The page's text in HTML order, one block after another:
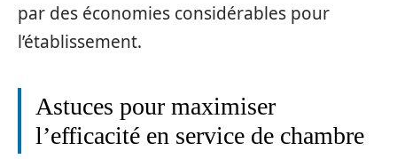
par des économies considérables pour
l’établissement.
Astuces pour maximiser
l’efficacité en service de chambre